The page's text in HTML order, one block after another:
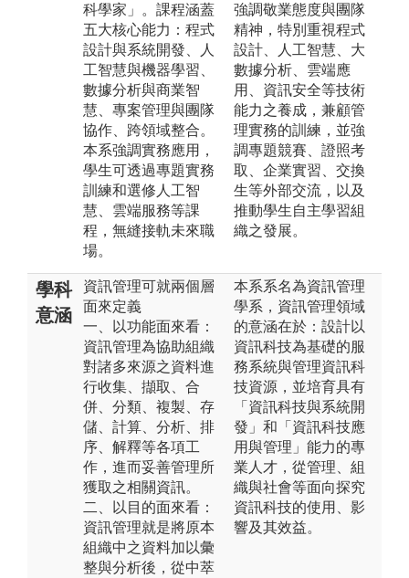
科學家」。課程涵蓋
五大核心能力：程式
設計與系統開發、人
工智慧與機器學習、
數據分析與商業智
慧、專案管理與團隊
協作、跨領域整合。
本系強調實務應用，
學生可透過專題實務
訓練和選修人工智
慧、雲端服務等課
程，無縫接軌未來職
場。
強調敬業態度與團隊
精神，特別重視程式
設計、人工智慧、大
數據分析、雲端應
用、資訊安全等技術
能力之養成，兼顧管
理實務的訓練，並強
調專題競賽、證照考
取、企業實習、交換
生等外部交流，以及
推動學生自主學習組
織之發展。
學科
意涵
資訊管理可就兩個層
面來定義
一、以功能面來看：
資訊管理為協助組織
對諸多來源之資料進
行收集、擷取、合
併、分類、複製、存
儲、計算、分析、排
序、解釋等各項工
作，進而妥善管理所
獲取之相關資訊。
二、以目的面來看：
資訊管理就是將原本
組織中之資料加以彙
整與分析後，從中萃
本系系名為資訊管理
學系，資訊管理領域
的意涵在於：設計以
資訊科技為基礎的服
務系統與管理資訊科
技資源，並培育具有
「資訊科技與系統開
發」和「資訊科技應
用與管理」能力的專
業人才，從管理、組
織與社會等面向探究
資訊科技的使用、影
響及其效益。